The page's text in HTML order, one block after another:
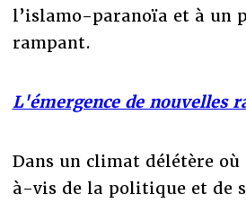
l’islamo-paranoïa et à un
rampant.
L'émergence de nouvelles
Dans un climat délétère
à-vis de la politique et de